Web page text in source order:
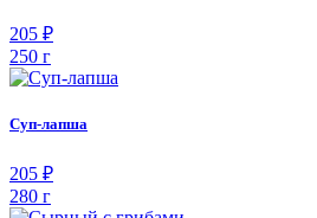
205 ₽
250 г
Суп-лапша
205 ₽
280 г